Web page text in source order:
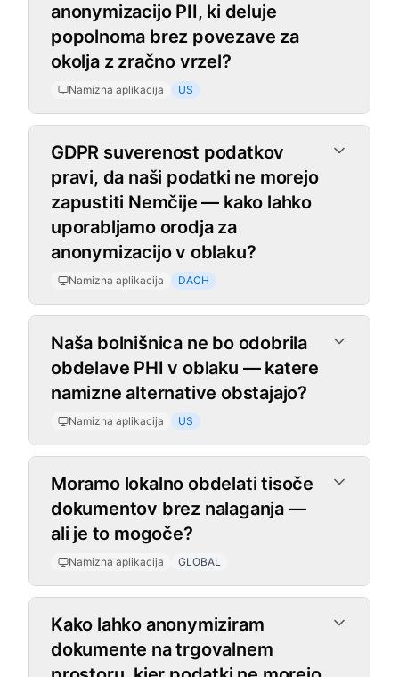
anonymizacijo PII, ki deluje
popolnoma brez povezave za
okolja z zračno vrzel?
Namizna aplikacija US
GDPR suverenost podatkov
pravi, da naši podatki ne morejo
zapustiti Nemčije — kako lahko
uporabljamo orodja za
anonymizacijo v oblaku?
Namizna aplikacija DACH
Naša bolnišnica ne bo odobrila
obdelave PHI v oblaku — katere
namizne alternative obstajajo?
Namizna aplikacija US
Moramo lokalno obdelati tisoče
dokumentov brez nalaganja —
ali je to mogoče?
Namizna aplikacija GLOBAL
Kako lahko anonymiziram
dokumente na trgovalnem